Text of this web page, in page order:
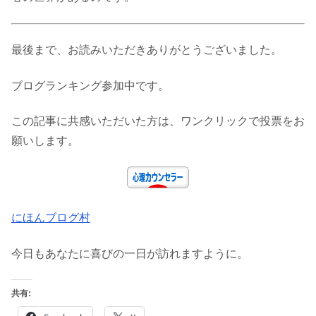
最後まで、お読みいただきありがとうございました。
ブログランキング参加中です。
この記事に共感いただいた方は、ワンクリックで投票をお
願いします。
にほんブログ村
今日もあなたに喜びの一日が訪れますように。
共有: